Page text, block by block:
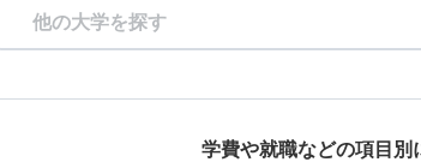
学費や就職などの項目別